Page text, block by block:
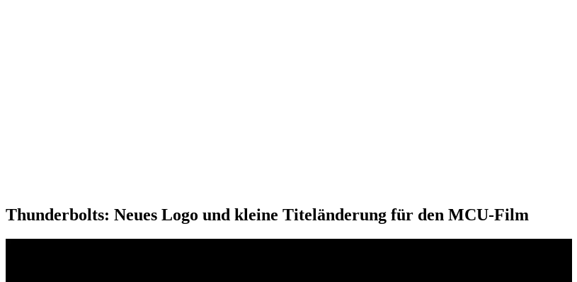
Thunderbolts: Neues Logo und kleine Titeländerung für den MCU-Film